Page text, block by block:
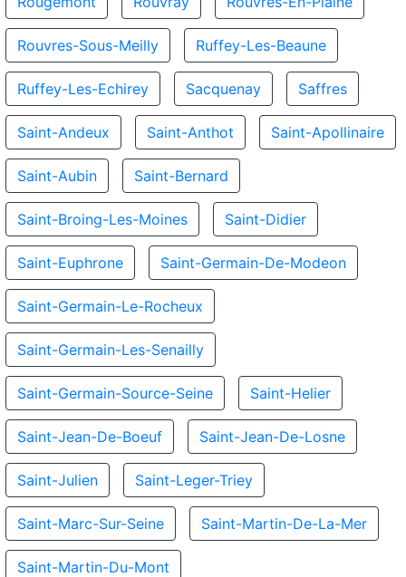
Rouvres-Sous-Meilly Ruffey-Les-Beaune
Ruffey-Les-Echirey Sacquenay Saffres
Saint-Andeux Saint-Anthot Saint-Apollinaire
Saint-Aubin Saint-Bernard
Saint-Broing-Les-Moines Saint-Didier
Saint-Euphrone Saint-Germain-De-Modeon
Saint-Germain-Le-Rocheux
Saint-Germain-Les-Senailly
Saint-Germain-Source-Seine Saint-Helier
Saint-Jean-De-Boeuf Saint-Jean-De-Losne
Saint-Julien Saint-Leger-Triey
Saint-Marc-Sur-Seine Saint-Martin-De-La-Mer
Saint-Martin-Du-Mont